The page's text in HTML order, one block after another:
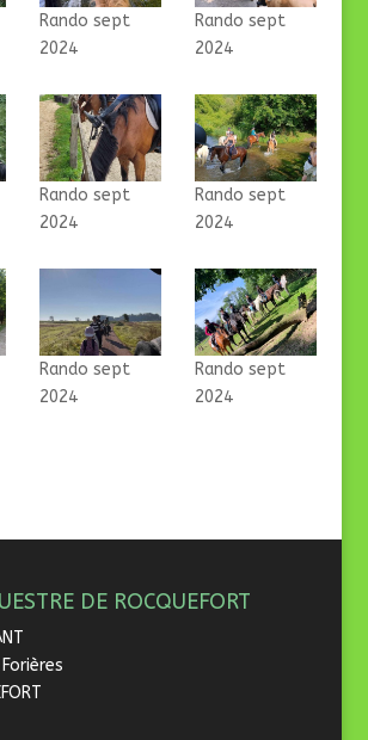
Rando sept
2024
Rando sept
2024
Rando sept
2024
Rando sept
2024
Rando sept
2024
Rando sept
2024
DE ROCQUEFORT